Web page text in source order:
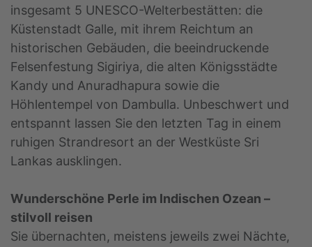
insgesamt 5 UNESCO-Welterbestätten: die
Küstenstadt Galle, mit ihrem Reichtum an
historischen Gebäuden, die beeindruckende
Felsenfestung Sigiriya, die alten Königsstädte
Kandy und Anuradhapura sowie die
Höhlentempel von Dambulla. Unbeschwert und
entspannt lassen Sie den letzten Tag in einem
ruhigen Strandresort an der Westküste Sri
Lankas ausklingen.
Wunderschöne Perle im Indischen Ozean –
stilvoll reisen
Sie übernachten, meistens jeweils zwei Nächte,